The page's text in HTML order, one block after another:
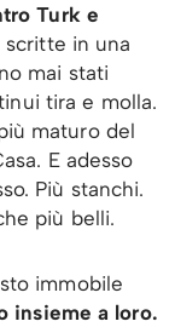
Turk e
in una
mai stati
tira e molla.
maturo del
E adesso
Più stanchi.
più belli.
immobile
insieme a loro.